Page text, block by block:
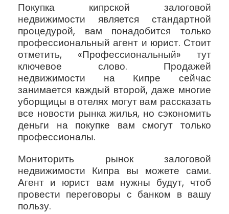
Покупка кипрской залоговой
недвижимости является стандартной
процедурой, вам понадобится только
профессиональный агент и юрист. Стоит
отметить, «Профессиональный» тут
ключевое слово. Продажей
недвижимости на Кипре сейчас
занимается каждый второй, даже многие
уборщицы в отелях могут вам рассказать
все новости рынка жилья, но сэкономить
деньги на покупке вам смогут только
профессионалы.
Мониторить рынок залоговой
недвижимости Кипра вы можете сами.
Агент и юрист вам нужны будут, чтоб
провести переговоры с банком в вашу
пользу.